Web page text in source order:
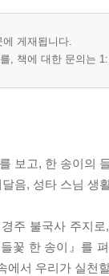
게재됩니다.
, 책에 대한 문의는
보고, 한 송이의
음, 성타 스님 생
주 불국사 주지
꽃 한 송이』를
에서 우리가 실천